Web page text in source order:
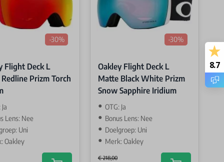
-30%
Flight Deck L
Prizm Torch
Lens: Nee
Uni
Oakley
-30%
Oakley Flight Deck L
Matte Black White Prizm
Snow Sapphire Iridium
OTG: Ja
Bonus Lens: Nee
Doelgroep: Uni
Merk: Oakley
€ 218,00
8.7